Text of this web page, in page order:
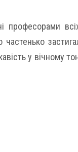
професорами
у вічному